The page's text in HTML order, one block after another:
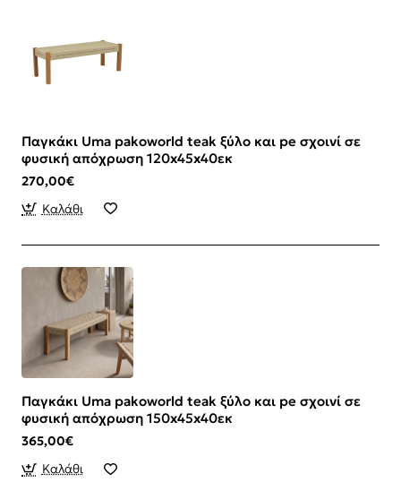
Παγκάκι Uma pakoworld teak ξύλο και pe σχοινί σε
φυσική απόχρωση 120x45x40εκ
270,00€
Καλάθι
Παγκάκι Uma pakoworld teak ξύλο και pe σχοινί σε
φυσική απόχρωση 150x45x40εκ
365,00€
Καλάθι